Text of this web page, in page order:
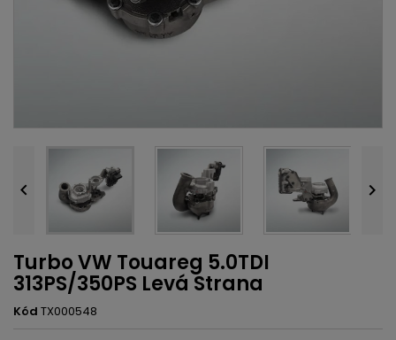
 
Turbo VW Touareg 5.0TDI
313PS/350PS Levá Strana
Kód TX000548